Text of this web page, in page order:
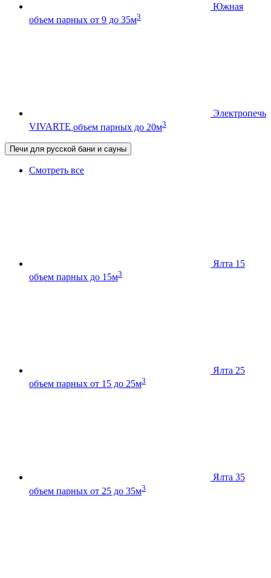
Южная
объем парных от 9 до 35м3
Электропечь
VIVARTE объем парных до 20м3
Печи для русской бани и сауны
Смотреть все
Ялта 15
объем парных до 15м3
Ялта 25
объем парных от 15 до 25м3
Ялта 35
объем парных от 25 до 35м3